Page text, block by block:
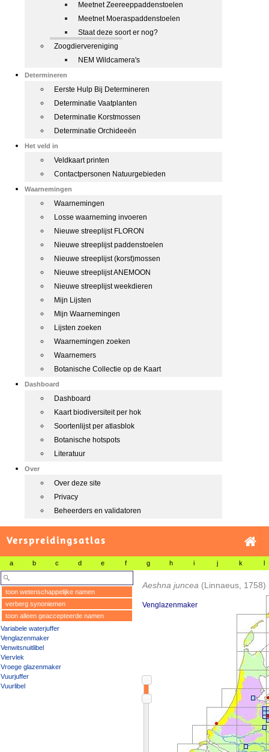
Meetnet Zeereeppaddenstoelen
Meetnet Moeraspaddenstoelen
Staat deze soort er nog?
Zoogdiervereniging
NEM Wildcamera's
Determineren
Eerste Hulp Bij Determineren
Determinatie Vaatplanten
Determinatie Korstmossen
Determinatie Orchideeën
Het veld in
Veldkaart printen
Contactpersonen Natuurgebieden
Waarnemingen
Waarnemingen
Losse waarneming invoeren
Nieuwe streeplijst FLORON
Nieuwe streeplijst paddenstoelen
Nieuwe streeplijst (korst)mossen
Nieuwe streeplijst ANEMOON
Nieuwe streeplijst weekdieren
Mijn Lijsten
Mijn Waarnemingen
Lijsten zoeken
Waarnemingen zoeken
Waarnemers
Botanische Collectie op de Kaart
Dashboard
Dashboard
Kaart biodiversiteit per hok
Soortenlijst per atlasblok
Botanische hotspots
Literatuur
Over
Over deze site
Privacy
Beheerders en validatoren
Verspreidingsatlas
a b c d e f g h i j k l
toon wetenschappelijke namen
verberg synoniemen
toon alleen geaccepteerde namen
Variabele waterjuffer
Venglazenmaker
Venwitsnuitlibel
Viervlek
Vroege glazenmaker
Vuurjuffer
Vuurlibel
Aeshna juncea (Linnaeus, 1758)
Venglazenmaker